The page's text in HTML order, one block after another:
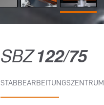
SBZ122/75
STABBEARBEITUNGSZENTRUM